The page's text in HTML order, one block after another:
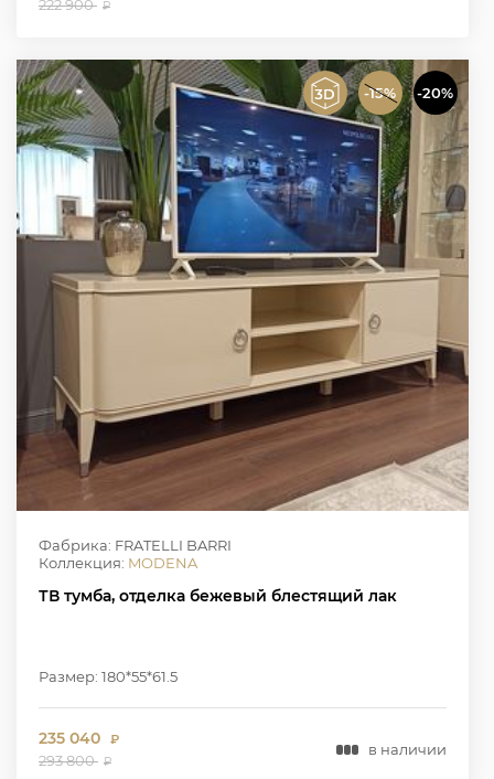
222 900 ₽
-15% -20%
Фабрика: FRATELLI BARRI
Коллекция: MODENA
ТВ тумба, отделка бежевый блестящий лак
Размер: 180*55*61.5
235 040 ₽
293 800 ₽
в наличии